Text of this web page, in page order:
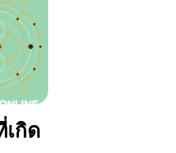
กิด